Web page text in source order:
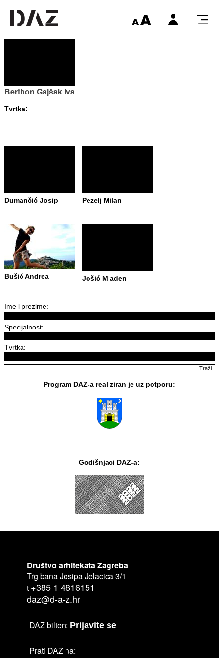
Berthon Gajšak Iva
Tvrtka:
Dumančić Josip Pezelj Milan
Bušić Andrea Jošić Mladen
Ime i prezime:
Specijalnost:
Tvrtka:
Program DAZ-a realiziran je uz potporu:
Godišnjaci DAZ-a:
Društvo arhitekata Zagreba
Trg bana Josipa Jelacica 3/1
t +385 1 4816151
daz@d-a-z.hr
DAZ bilten: Prijavite se
Prati DAZ na: